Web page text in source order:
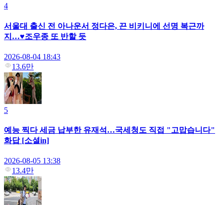
4
서울대 출신 전 아나운서 정다은, 끈 비키니에 선명 복근까
지…♥조우종 또 반할 듯
2026-08-04 18:43
13.6만
5
예능 찍다 세금 납부한 유재석…국세청도 직접 "고맙습니다"
화답 [소셜in]
2026-08-05 13:38
13.4만